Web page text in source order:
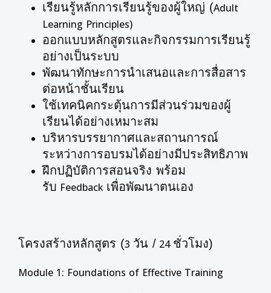
เรียนรู้หลักการเรียนรู้ของผู้ใหญ่ (Adult
Learning Principles)
ออกแบบหลักสูตรและกิจกรรมการเรียนรู้
อย่างเป็นระบบ
พัฒนาทักษะการนำเสนอและการสื่อสาร
ต่อหน้าชั้นเรียน
ใช้เทคนิคกระตุ้นการมีส่วนร่วมของผู้
เรียนได้อย่างเหมาะสม
บริหารบรรยากาศและสถานการณ์
ระหว่างการอบรมได้อย่างมีประสิทธิภาพ
ฝึกปฏิบัติการสอนจริง พร้อม
รับ Feedback เพื่อพัฒนาตนเอง
โครงสร้างหลักสูตร (3 วัน / 24 ชั่วโมง)
Module 1: Foundations of Effective Training